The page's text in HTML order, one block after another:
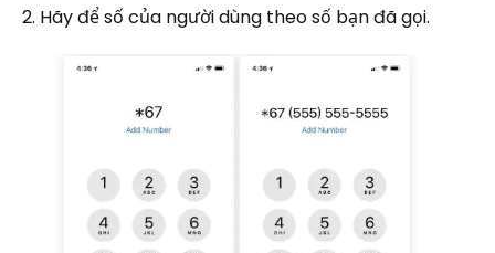
2. Hãy để số của người dùng theo số bạn đã gọi.